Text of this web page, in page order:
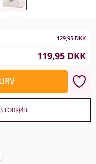
129,95 DKK
119,95 DKK